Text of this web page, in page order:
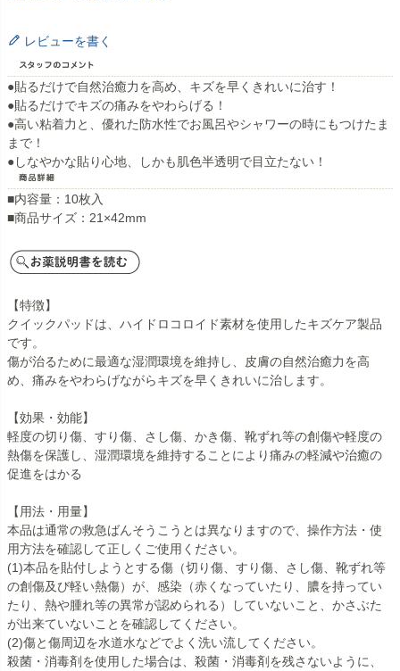
レビューを書く
●貼るだけで自然治癒力を高め、キズを早くきれいに治す！
●貼るだけでキズの痛みをやわらげる！
●高い粘着力と、優れた防水性でお風呂やシャワーの時にもつけたま
まで！
●しなやかな貼り心地、しかも肌色半透明で目立たない！
■内容量：10枚入
■商品サイズ：21×42mm
【特徴】
クイックパッドは、ハイドロコロイド素材を使用したキズケア製品
です。
傷が治るために最適な湿潤環境を維持し、皮膚の自然治癒力を高
め、痛みをやわらげながらキズを早くきれいに治します。
【効果・効能】
軽度の切り傷、すり傷、さし傷、かき傷、靴ずれ等の創傷や軽度の
熱傷を保護し、湿潤環境を維持することにより痛みの軽減や治癒の
促進をはかる
【用法・用量】
本品は通常の救急ばんそうこうとは異なりますので、操作方法・使
用方法を確認して正しくご使用ください。
(1)本品を貼付しようとする傷（切り傷、すり傷、さし傷、靴ずれ等
の創傷及び軽い熱傷）が、感染（赤くなっていたり、膿を持ってい
たり、熱や腫れ等の異常が認められる）していないこと、かさぶた
が出来ていないことを確認してください。
(2)傷と傷周辺を水道水などでよく洗い流してください。
殺菌・消毒剤を使用した場合は、殺菌・消毒剤を残さないように、